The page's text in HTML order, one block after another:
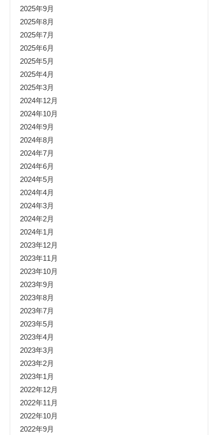
2025年9月
2025年8月
2025年7月
2025年6月
2025年5月
2025年4月
2025年3月
2024年12月
2024年10月
2024年9月
2024年8月
2024年7月
2024年6月
2024年5月
2024年4月
2024年3月
2024年2月
2024年1月
2023年12月
2023年11月
2023年10月
2023年9月
2023年8月
2023年7月
2023年5月
2023年4月
2023年3月
2023年2月
2023年1月
2022年12月
2022年11月
2022年10月
2022年9月